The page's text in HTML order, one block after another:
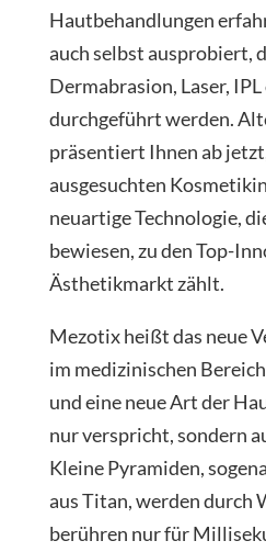
Hautbehandlungen
auch selbst ausprobiert,
Dermabrasion, Laser,
durchgeführt werden.
präsentiert Ihnen ab
ausgesuchten
neuartige Technologie,
bewiesen, zu den Top-
Ästhetikmarkt zählt.
Mezotix heißt das neue
im medizinischen
und eine neue Art der
nur verspricht, sondern
Kleine Pyramiden,
aus Titan, werden durch
berühren nur für